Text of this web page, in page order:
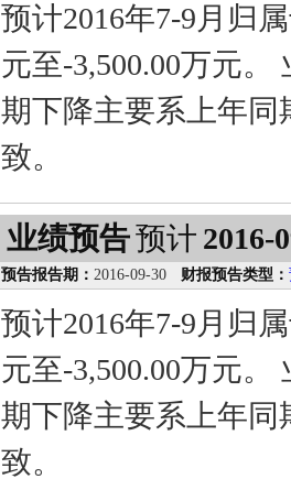
预计2016年7-9月归
元至-3,500.00万元
期下降主要系上年
致。
业绩预告预计 2016-
预告报告期： 2016-09-30 财报预告类型：
预计2016年7-9月归
元至-3,500.00万元
期下降主要系上年
致。